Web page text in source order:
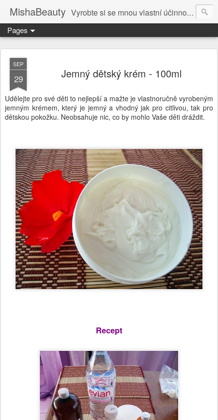
MishaBeauty Vyrobte si se mnou vlastní účinnou kosmetiku. Návody pre výrobu vlastnej kozmetiky.
Pages
SEP
29 Jemný dětský krém - 100ml
Udělejte pro své děti to nejlepší a mažte je vlastnoručně vyrobeným
jemným krémem, který je jemný a vhodný jak pro citlivou, tak pro
dětskou pokožku. Neobsahuje nic, co by mohlo Vaše děti dráždit.
Recept